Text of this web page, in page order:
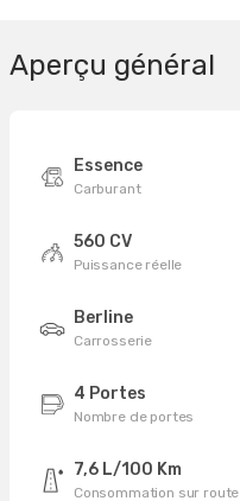
Aperçu général
Essence
Carburant
560 CV
Puissance réelle
Berline
Carrosserie
4 Portes
Nombre de portes
7,6 L/100 Km
Consommation sur route